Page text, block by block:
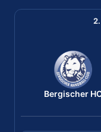
Bergischer
TuS Lintfort